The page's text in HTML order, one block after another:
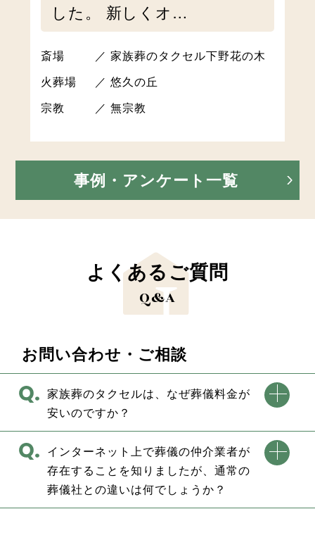
した。 新しくオ…
斎場
家族葬のタクセル下野花の木
火葬場
悠久の丘
宗教
無宗教
事例・アンケート一覧
よくあるご質問
Q&A
お問い合わせ・ご相談
家族葬のタクセルは、なぜ葬儀料金が
安いのですか？
インターネット上で葬儀の仲介業者が
存在することを知りましたが、通常の
葬儀社との違いは何でしょうか？